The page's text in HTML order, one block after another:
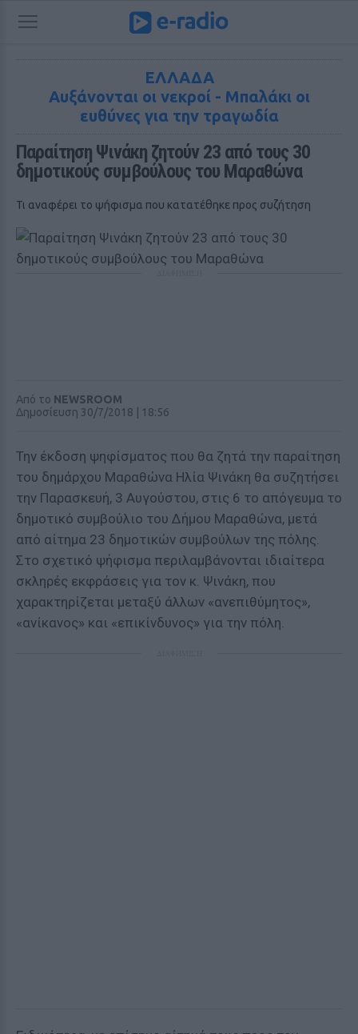
ΕΛΛΑΔΑ
Αυξάνονται οι νεκροί - Μπαλάκι οι
ευθύνες για την τραγωδία
Παραίτηση Ψινάκη ζητούν 23 από τους 30
δημοτικούς συμβούλους του Μαραθώνα
Τι αναφέρει το ψήφισμα που κατατέθηκε προς συζήτηση
Από το NEWSROOM
Δημοσίευση 30/7/2018 | 18:56
Την έκδοση ψηφίσματος που θα ζητά την παραίτηση
του δημάρχου Μαραθώνα Ηλία Ψινάκη θα συζητήσει
την Παρασκευή, 3 Αυγούστου, στις 6 το απόγευμα το
δημοτικό συμβούλιο του Δήμου Μαραθώνα, μετά
από αίτημα 23 δημοτικών συμβούλων της πόλης.
Στο σχετικό ψήφισμα περιλαμβάνονται ιδιαίτερα
σκληρές εκφράσεις για τον κ. Ψινάκη, που
χαρακτηρίζεται μεταξύ άλλων «ανεπιθύμητος»,
«ανίκανος» και «επικίνδυνος» για την πόλη.